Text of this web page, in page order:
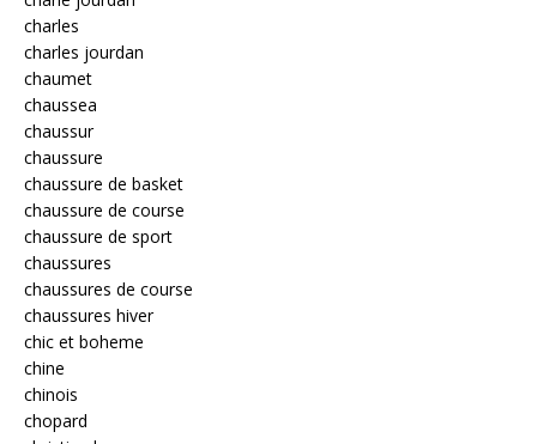
charles
charles jourdan
chaumet
chaussea
chaussur
chaussure
chaussure de basket
chaussure de course
chaussure de sport
chaussures
chaussures de course
chaussures hiver
chic et boheme
chine
chinois
chopard